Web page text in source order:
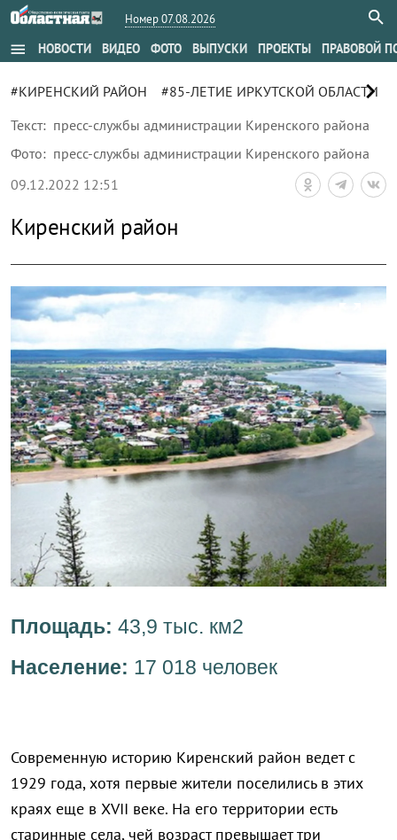
Номер 07.08.2026
menu НОВОСТИ ВИДЕО ФОТО ВЫПУСКИ ПРОЕКТЫ ПРАВОВОЙ
#КИРЕНСКИЙ РАЙОН #85-ЛЕТИЕ ИРКУТСКОЙ ОБЛАСТИ
chevron_right
Текст: пресс-службы администрации Киренского района
Фото: пресс-службы администрации Киренского района
09.12.2022 12:51
Киренский район
Площадь: 43,9 тыс. км2
Население: 17 018 человек
Современную историю Киренский район ведет с
1929 года, хотя первые жители поселились в этих
краях еще в XVII веке. На его территории есть
старинные села, чей возраст превышает три